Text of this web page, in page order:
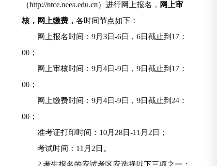
（http://ntce.neea.edu.cn）进行网上报名， 网上审
核，网上缴费， 各时间节点如下：
网上报名时间： 9月 3日 -6日， 6日截止到 17 ：
00 ；
网上审核时间： 9月 4日 -9日， 9日截止到 17 ：
00 ；
网上缴费时间： 9月 4日 -9日， 9日截止到 24 ：
00 ；
准考证打印时间： 10月 28日 -11 月 2 日；
考试时间： 11 月 2 日。
2.考生报名的应试考区应选择以下三项之一：